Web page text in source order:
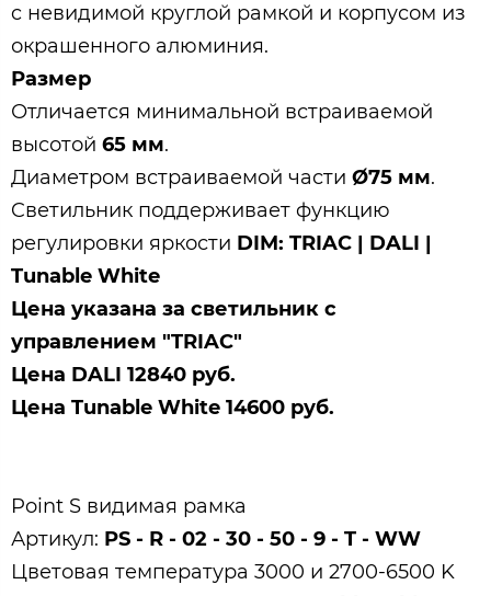
c невидимой круглой рамкой и корпусом из
окрашенного алюминия.
Размер
Отличается минимальной встраиваемой
высотой 65 мм.
Диаметром встраиваемой части Ø75 мм.
Cветильник поддерживает функцию
регулировки яркости DIM: TRIAC | DALI |
Tunable White
Цена указана за светильник с
управлением "TRIAC"
Цена DALI 12840 руб.
Цена Tunable White 14600 руб.
Point S видимая рамка
Артикул: PS - R - 02 - 30 - 50 - 9 - T - WW
Цветовая температура 3000 и 2700-6500 K